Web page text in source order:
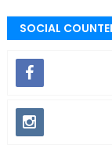
SOCIAL